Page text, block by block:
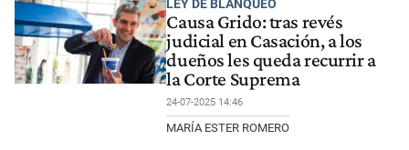
LEY DE BLANQUEO
Causa Grido: tras revés
judicial en Casación, a los
dueños les queda recurrir a
la Corte Suprema
24-07-2025 14:46
MARÍA ESTER ROMERO